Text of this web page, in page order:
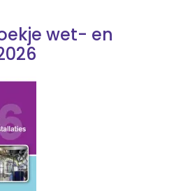
wet- en